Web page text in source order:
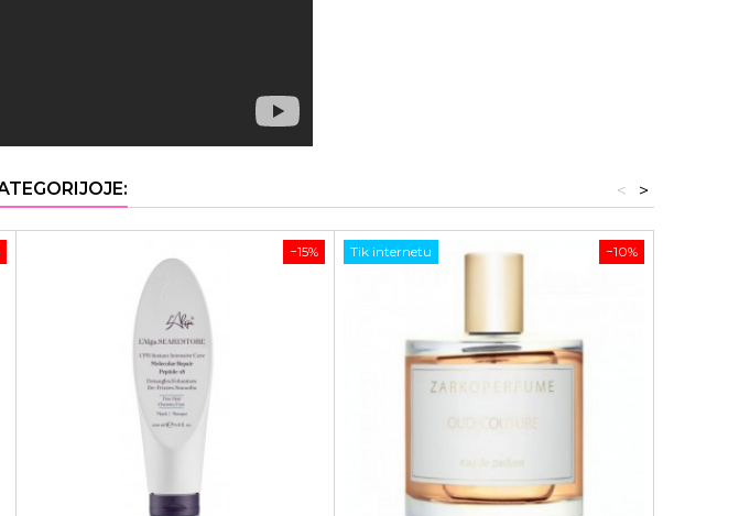
>
<
−15% −10%
Tik internetu